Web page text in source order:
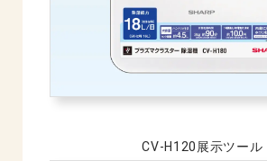
CV-H120展示ツール